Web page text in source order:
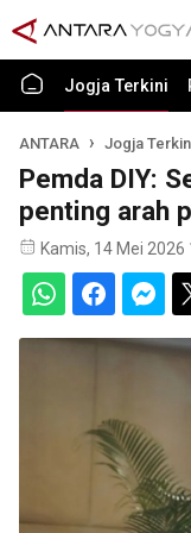
Jogja Terkini
ANTARA Jogja
Pemda DIY:
penting arah
Kamis, 14 Mei 2026